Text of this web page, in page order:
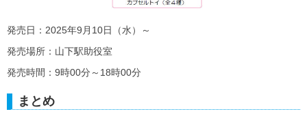
発売日：2025年9月10日（水）～
発売場所：山下駅助役室
発売時間：9時00分～18時00分
まとめ